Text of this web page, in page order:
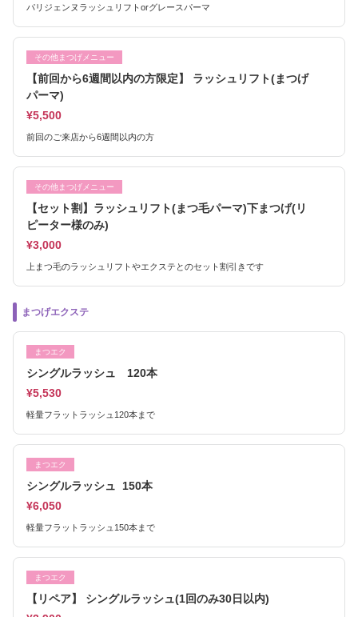
パリジェンヌラッシュリフトorグレースパーマ
その他まつげメニュー
【前回から6週間以内の方限定】 ラッシュリフト(まつげ
パーマ)
¥5,500
前回のご来店から6週間以内の方
その他まつげメニュー
【セット割】ラッシュリフト(まつ毛パーマ)下まつげ(リ
ピーター様のみ)
¥3,000
上まつ毛のラッシュリフトやエクステとのセット割引きです
まつげエクステ
まつエク
シングルラッシュ 120本
¥5,530
軽量フラットラッシュ120本まで
まつエク
シングルラッシュ 150本
¥6,050
軽量フラットラッシュ150本まで
まつエク
【リペア】 シングルラッシュ(1回のみ30日以内)